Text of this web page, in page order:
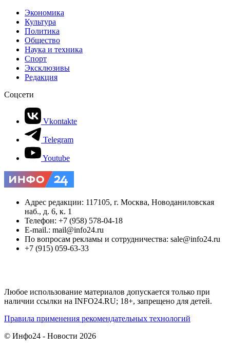
Экономика
Культура
Политика
Общество
Наука и техника
Спорт
Эксклюзивы
Редакция
Соцсети
Vkontakte
Telegram
Youtube
Адрес редакции: 117105, г. Москва, Новоданиловская
наб., д. 6, к. 1
Телефон: +7 (958) 578-04-18
E-mail.: mail@info24.ru
По вопросам рекламы и сотрудничества: sale@info24.ru
+7 (915) 059-63-33
Любое использование материалов допускается только при
наличии ссылки на INFO24.RU; 18+, запрещено для детей.
Правила применения рекомендательных технологий
© Инфо24 - Новости 2026